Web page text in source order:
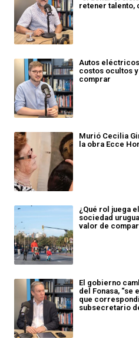
retener talento,
Autos
costos ocultos
comprar
Murió Cecilia
la obra Ecce
¿Qué rol juega
sociedad
valor de
El gobierno
del Fonasa, “se
que
subsecretario